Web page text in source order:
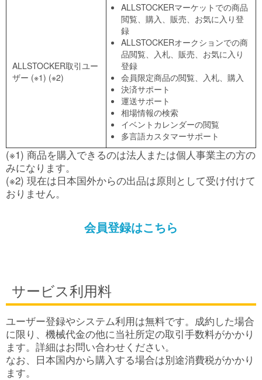
ALLSTOCKER取引ユー
ザー (※1) (※2)
ALLSTOCKERマーケットでの商品
閲覧、購入、販売、お気に入り登
録
ALLSTOCKERオークションでの商
品閲覧、入札、販売、お気に入り
登録
会員限定商品の閲覧、入札、購入
決済サポート
運送サポート
相場情報の検索
イベントカレンダーの閲覧
多言語カスタマーサポート
(※1) 商品を購入できるのは法人または個人事業主の方の
みになります。
(※2) 現在は日本国外からの出品は原則として受け付けて
おりません。
会員登録はこちら
サービス利用料
ユーザー登録やシステム利用は無料です。成約した場合
に限り、機械代金の他に当社所定の取引手数料がかかり
ます。詳細はお問い合わせください。
なお、日本国内から購入する場合は別途消費税がかかり
ます。